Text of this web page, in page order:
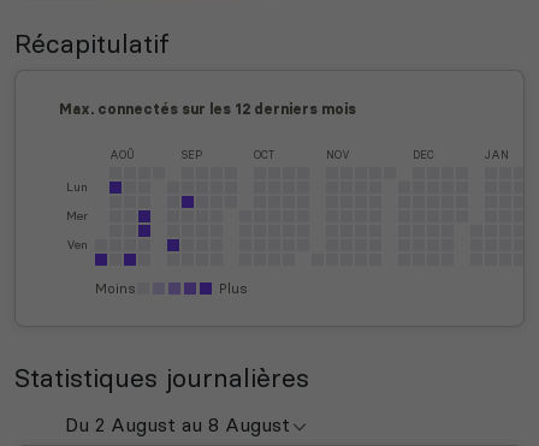
Récapitulatif
Max. connectés sur les 12 derniers mois
Lun
Mer
Ven
AOÛ SEP OCT NOV DEC JAN
Moins Plus
Statistiques journalières